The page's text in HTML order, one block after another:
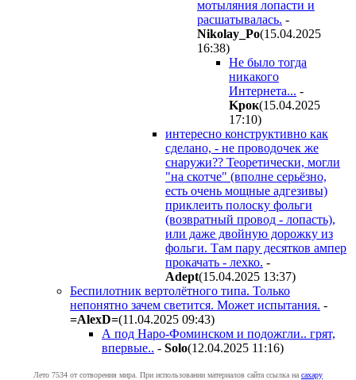
мотыляния лопасти и
расшатывалась. -
Nikolay_Po(15.04.2025
16:38)
Не было тогда
никакого
Интернета... -
Kpoк(15.04.2025
17:10)
интересно конструктивно как
сделано, - не проводочек же
снаружи?? Теоретически, могли
"на скотче" (вполне серьёзно,
есть очень мощные адгезивы)
приклеить полоску фольги
(возвратный провод - лопасть),
или даже двойную дорожку из
фольги. Там пару десятков ампер
прокачать - лехко. -
Adept(15.04.2025 13:37)
Беспилотник вертолётного типа. Только
непонятно зачем светится. Может испытания. -
=AlexD=(11.04.2025 09:43)
А под Наро-Фоминском и подожгли.. грят,
впервые.. - Solo(12.04.2025 11:16)
Лето 7534 от сотворения мира. При использовании материалов сайта ссылка на caxapу